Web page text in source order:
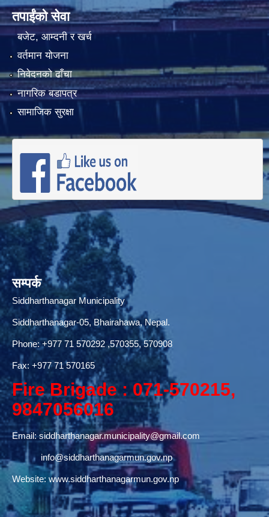
तपाईंको सेवा
बजेट, आम्दनी र खर्च
वर्तमान योजना
निवेदनको ढाँचा
नागरिक बडापत्र
सामाजिक सुरक्षा
सम्पर्क
Siddharthanagar Municipality
Siddharthanagar-05, Bhairahawa, Nepal.
Phone:+977 71 570292,570355, 570908
Fax: +977 71 570165
Fire Brigade : 071-570215,
9847056016
Email:siddharthanagar.municipality@gmail.com
info@siddharthanagarmun.gov.np
Website: www.siddharthanagarmun.gov.np